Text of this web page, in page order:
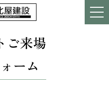
ご来場
ーム